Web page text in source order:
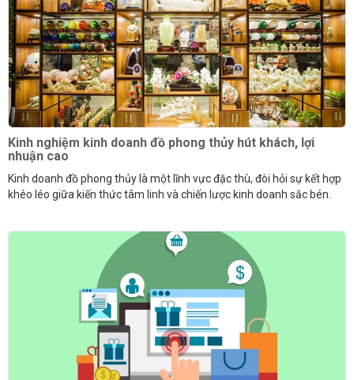
Kinh nghiệm kinh doanh đồ phong thủy hút khách, lợi
nhuận cao
Kinh doanh đồ phong thủy là một lĩnh vực đặc thù, đòi hỏi sự kết hợp
khéo léo giữa kiến thức tâm linh và chiến lược kinh doanh sắc bén.